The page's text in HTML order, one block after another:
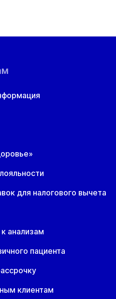
для налогового вычета
анализам
пациента
клиентам